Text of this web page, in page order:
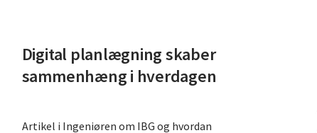
Digital planlægning skaber
sammenhæng i hverdagen
Artikel i Ingeniøren om IBG og hvordan